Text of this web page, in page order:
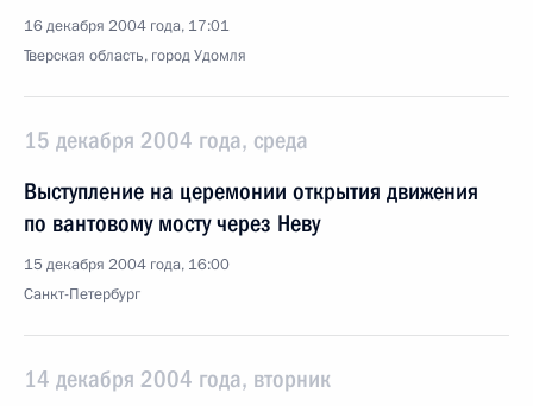
16 декабря 2004 года, 17:01
Тверская область, город Удомля
15 декабря 2004 года, среда
Выступление на церемонии открытия движения
по вантовому мосту через Неву
15 декабря 2004 года, 16:00
Санкт-Петербург
14 декабря 2004 года, вторник